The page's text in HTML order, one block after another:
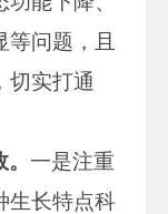
问题，且
切实打通
一是注重
生长特点科